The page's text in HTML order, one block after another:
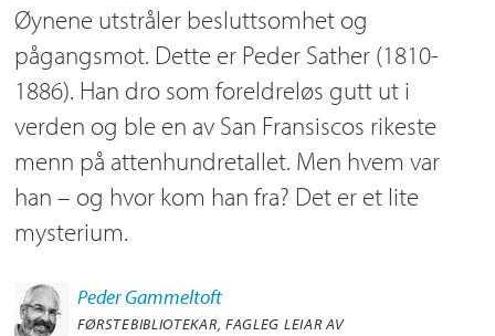
Øynene utstråler besluttsomhet og
pågangsmot. Dette er Peder Sather (1810-
1886). Han dro som foreldreløs gutt ut i
verden og ble en av San Fransiscos rikeste
menn på attenhundretallet. Men hvem var
han – og hvor kom han fra? Det er et lite
mysterium.
PederGammeltoft
FØRSTEBIBLIOTEKAR, FAGLEG LEIAR AV